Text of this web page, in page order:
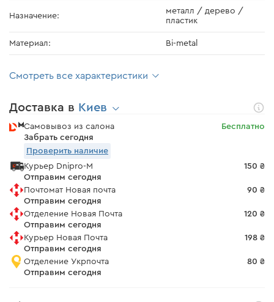
Назначение:
металл / дерево /
пластик
Материал: Bi-metal
Смотреть все характеристики
Доставка в Киев
Самовывоз из салона
Забрать сегодня
Бесплатно
Проверить наличие
Курьер Dnipro-M
Отправим сегодня
150 ₴
Почтомат Новая почта
Отправим сегодня
90 ₴
Отделение Новая Почта
Отправим сегодня
120 ₴
Курьер Новая Почта
Отправим сегодня
198 ₴
Отделение Укрпочта
Отправим сегодня
80 ₴